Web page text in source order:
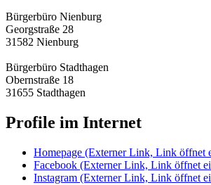
Bürgerbüro Nienburg
Georgstraße 28
31582 Nienburg
Bürgerbüro Stadthagen
Obernstraße 18
31655 Stadthagen
Profile im Internet
Homepage (Externer Link, Link öffnet
Facebook (Externer Link, Link öffnet
Instagram (Externer Link, Link öffnet